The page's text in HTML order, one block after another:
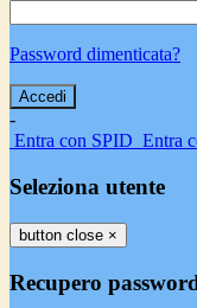
Password dimenticata?
-
Entra con SPID Entra
Seleziona utente
button close ×
Recupero